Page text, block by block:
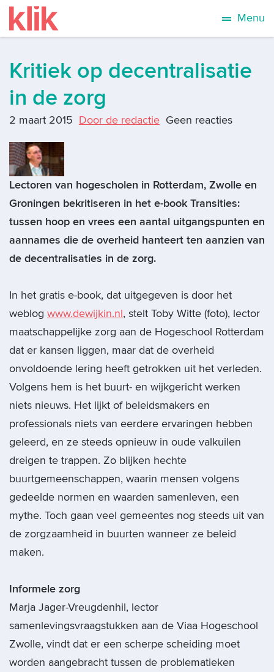
Menu
Kritiek op decentralisatie
in de zorg
2 maart 2015 Door de redactie Geen reacties
Lectoren van hogescholen in Rotterdam, Zwolle en
Groningen bekritiseren in het e-book Transities:
tussen hoop en vrees een aantal uitgangspunten en
aannames die de overheid hanteert ten aanzien van
de decentralisaties in de zorg.
In het gratis e-book, dat uitgegeven is door het
weblog www.dewijkin.nl, stelt Toby Witte (foto), lector
maatschappelijke zorg aan de Hogeschool Rotterdam
dat er kansen liggen, maar dat de overheid
onvoldoende lering heeft getrokken uit het verleden.
Volgens hem is het buurt- en wijkgericht werken
niets nieuws. Het lijkt of beleidsmakers en
professionals niets van eerdere ervaringen hebben
geleerd, en ze steeds opnieuw in oude valkuilen
dreigen te trappen. Zo blijken hechte
buurtgemeenschappen, waarin mensen volgens
gedeelde normen en waarden samenleven, een
mythe. Toch gaan veel gemeentes nog steeds uit van
de zorgzaamheid in buurten wanneer ze beleid
maken.
Informele zorg
Marja Jager-Vreugdenhil, lector
samenlevingsvraagstukken aan de Viaa Hogeschool
Zwolle, vindt dat er een scherpe scheiding moet
worden aangebracht tussen de problematieken